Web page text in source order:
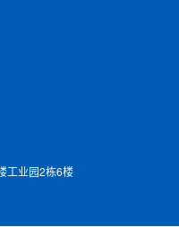
工业园2栋6楼